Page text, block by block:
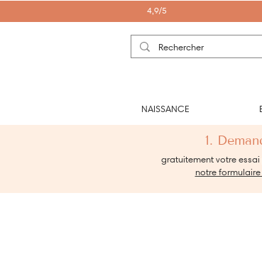
4,9/5
NAISSANCE
1.
gratuitement votre
notre